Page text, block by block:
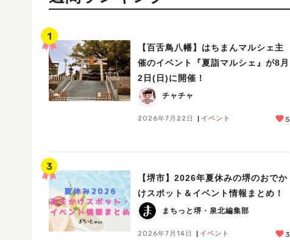
【百舌鳥八幡】はちまんマルシェ主
催のイベント『夏詣マルシェ』が8月
2日(日)に開催！
チャチャ
2026年7月22日 イベント 5
【堺市】2026年夏休みの堺のおでか
けスポット＆イベント情報まとめ！
まちっと堺・泉北編集部
2026年7月14日 イベント 3